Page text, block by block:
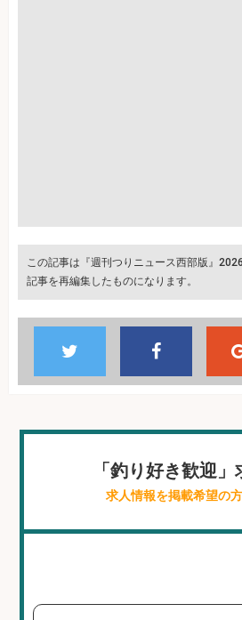
この記事は『週刊つりニュース西部版』
記事を再編集したものになります。
「釣り好き歓迎
求人情報を掲載希望の